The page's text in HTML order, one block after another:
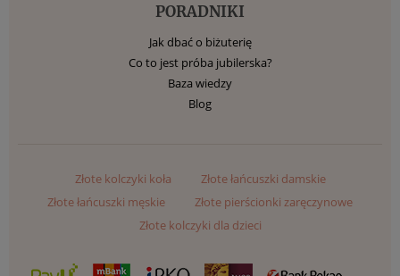
PORADNIKI
Jak dbać o biżuterię
Co to jest próba jubilerska?
Baza wiedzy
Blog
Złote kolczyki koła
Złote łańcuszki damskie
Złote łańcuszki męskie
Złote pierścionki zaręczynowe
Złote kolczyki dla dzieci